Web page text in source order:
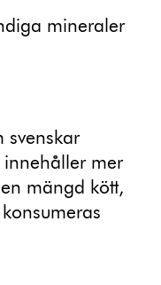
mineraler
svenskar
innehåller mer
mängd kött,